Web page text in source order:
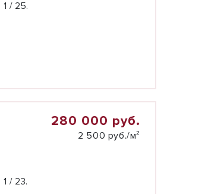
1 / 25.
280 000 руб.
2 500 руб./м²
1 / 23.